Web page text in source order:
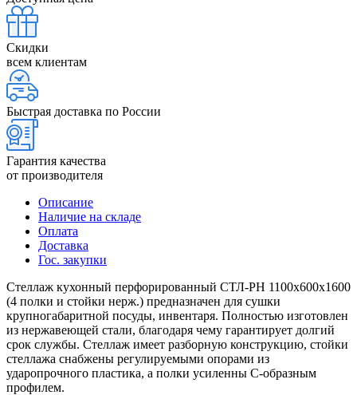
Скидки
всем клиентам
Быстрая доставка по России
Гарантия качества
от производителя
Описание
Наличие на складе
Оплата
Доставка
Гос. закупки
Стеллаж кухонный перфорированный СТЛ-РН 1100х600х1600
(4 полки и стойки нерж.) предназначен для сушки
крупногабаритной посуды, инвентаря. Полностью изготовлен
из нержавеющей стали, благодаря чему гарантирует долгий
срок службы. Стеллаж имеет разборную конструкцию, стойки
стеллажа снабжены регулируемыми опорами из
ударопрочного пластика, а полки усиленны С-образным
профилем.